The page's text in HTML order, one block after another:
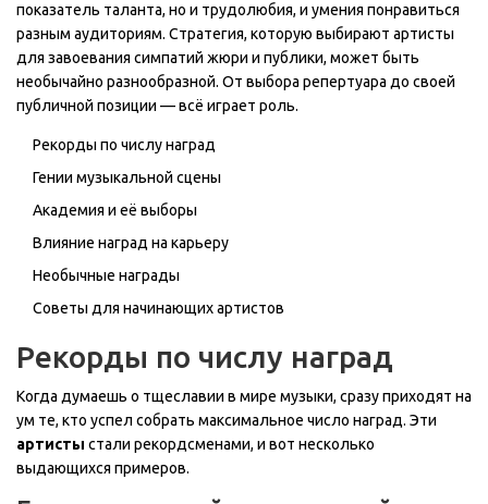
показатель таланта, но и трудолюбия, и умения понравиться
разным аудиториям. Стратегия, которую выбирают артисты
для завоевания симпатий жюри и публики, может быть
необычайно разнообразной. От выбора репертуара до своей
публичной позиции — всё играет роль.
Рекорды по числу наград
Гении музыкальной сцены
Академия и её выборы
Влияние наград на карьеру
Необычные награды
Советы для начинающих артистов
Рекорды по числу наград
Когда думаешь о тщеславии в мире музыки, сразу приходят на
ум те, кто успел собрать максимальное число наград. Эти
артисты стали рекордсменами, и вот несколько
выдающихся примеров.